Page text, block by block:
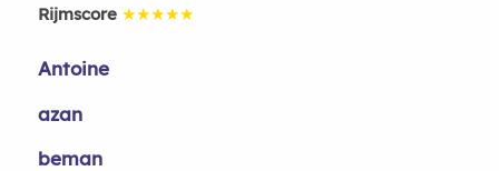
Rijmscore ★★★★★
Antoine
azan
beman